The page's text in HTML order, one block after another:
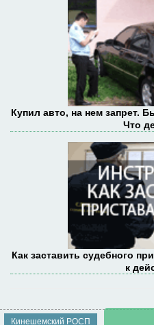
Купил авто, на нем запрет.
Что
Как заставить судебного
к
Кинешемский РОСП